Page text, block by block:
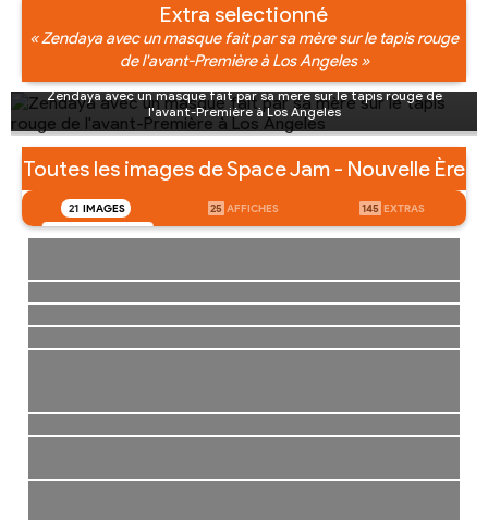
Extra selectionné
« Zendaya avec un masque fait par sa mère sur le tapis rouge
de l'avant-Première à Los Angeles »
Zendaya avec un masque fait par sa mère sur le tapis rouge de
l'avant-Première à Los Angeles
Toutes les images de Space Jam - Nouvelle Ère
21 IMAGES 25 AFFICHES 145 EXTRAS